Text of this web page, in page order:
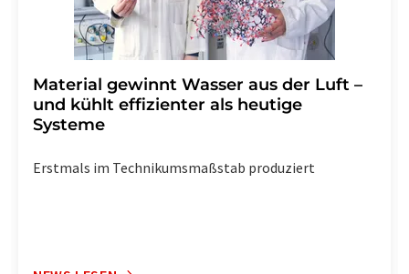
Material gewinnt Wasser aus der Luft –
und kühlt effizienter als heutige
Systeme
Erstmals im Technikumsmaßstab produziert